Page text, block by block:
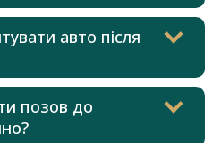
авто після
позов до